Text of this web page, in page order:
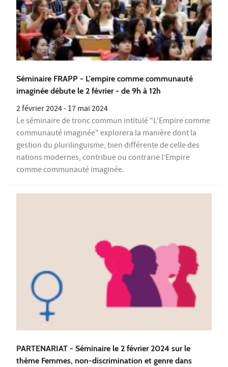
Séminaire FRAPP - L'empire comme communauté
imaginée débute le 2 février - de 9h à 12h
2 février 2024-17 mai 2024
Le séminaire de tronc commun intitulé "L'Empire comme
communauté imaginée" explorera la manière dont la
gestion du plurilinguisme, bien différente de celle des
nations modernes, contribue ou contrarie l’Empire
comme communauté imaginée.
PARTENARIAT - Séminaire le 2 février 2024 sur le
thème Femmes, non-discrimination et genre dans